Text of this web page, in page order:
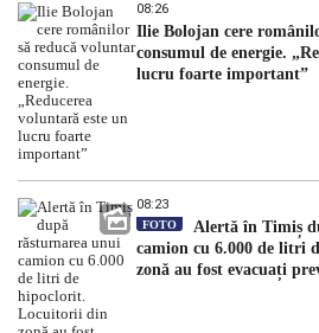
08:26
Ilie Bolojan cere
consumul de energie.
lucru foarte important”
08:23
FOTO
Alertă în Timiș
camion cu 6.000 de litri
zonă au fost evacuați